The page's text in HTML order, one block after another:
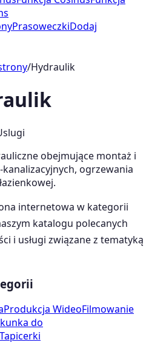
PrasoweczkiDodaj
/Hydraulik
obejmujące montaż i
ogrzewania
internetowa w kategorii
katalogu polecanych
i usługi związane z tematyką
Produkcja WideoFilmowanie
do